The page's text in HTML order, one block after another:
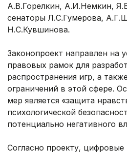
А.В.Горелкин, А.И.Немкин,
сенаторы Л.С.Гумерова,
Н.С.Кувшинова.
Законопроект направлен на
правовых рамок для
распространения игр, а
ограничений в этой сфере.
мер является «защита
психологической
потенциально негативного
Согласно проекту,